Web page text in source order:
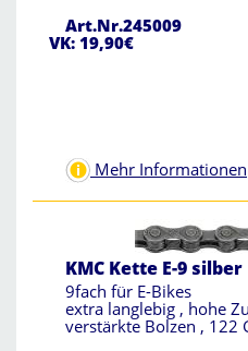
Art.Nr.245009
VK: 19,90€
Mehr Informationen
KMC Kette E-9 silber
9fach für E-Bikes
extra langlebig , hohe
verstärkte Bolzen , 122